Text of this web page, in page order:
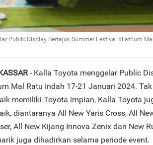
Public Display Bertajuk Summer Festival di atrium
- Kalla Toyota menggelar Public
Mal Ratu Indah 17-21 Januari 2024.
memiliki Toyota impian, Kalla Toyota
diantaranya All New Yaris Cross, All
All New Kijang Innova Zenix dan New
juga dihadirkan selama periode event.